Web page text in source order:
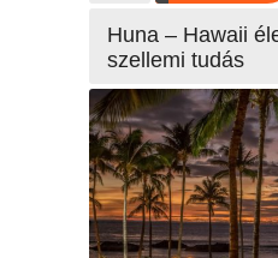
Huna – Hawaii
szellemi tudás